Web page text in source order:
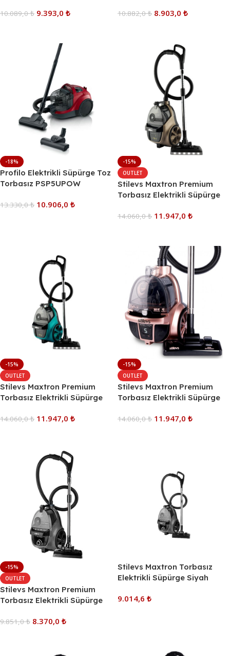
10.089,0₺ 9.393,0 ₺ 10.882,0₺ 8.903,0 ₺
-18%
Profilo Elektrikli Süpürge Toz
Torbasız PSP5UPOW
13.330,0₺ 10.906,0 ₺
-15%
OUTLET
Stilevs Maxtron Premium
Torbasız Elektrikli Süpürge
14.060,0₺ 11.947,0 ₺
-15%
OUTLET
Stilevs Maxtron Premium
Torbasız Elektrikli Süpürge
14.060,0₺ 11.947,0 ₺
-15%
OUTLET
Stilevs Maxtron Premium
Torbasız Elektrikli Süpürge
14.060,0₺ 11.947,0 ₺
-15%
OUTLET
Stilevs Maxtron Premium
Torbasız Elektrikli Süpürge
9.851,0₺ 8.370,0 ₺
Stilevs Maxtron Torbasız
Elektrikli Süpürge Siyah
9.014,6 ₺